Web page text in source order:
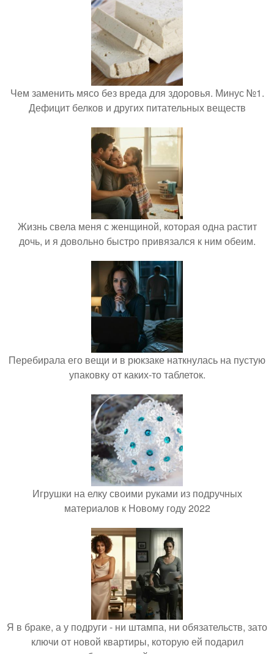
Чем заменить мясо без вреда для здоровья. Минус №1.
Дефицит белков и других питательных веществ
Жизнь свела меня с женщиной, которая одна растит
дочь, и я довольно быстро привязался к ним обеим.
Перебирала его вещи и в рюкзаке наткнулась на пустую
упаковку от каких-то таблеток.
Игрушки на елку своими руками из подручных
материалов к Новому году 2022
Я в браке, а у подруги - ни штампа, ни обязательств, зато
ключи от новой квартиры, которую ей подарил